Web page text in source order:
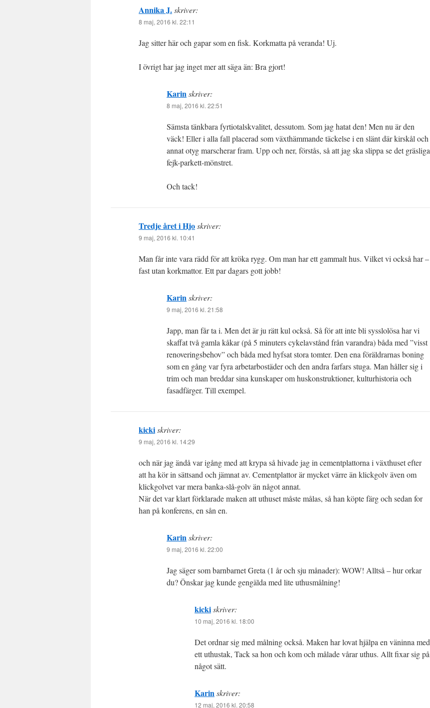
Annika J.skriver:
8 maj, 2016 kl. 22:11
Jag sitter här och gapar som en fisk. Korkmatta på veranda! Uj.
I övrigt har jag inget mer att säga än: Bra gjort!
Karinskriver:
8 maj, 2016 kl. 22:51
Sämsta tänkbara fyrtiotalskvalitet, dessutom. Som jag hatat den! Men nu är den
väck! Eller i alla fall placerad som växthämmande täckelse i en slänt där kirskål och
annat otyg marscherar fram. Upp och ner, förstås, så att jag ska slippa se det gräsliga
fejk-parkett-mönstret.
Och tack!
Tredje året i Hjoskriver:
9 maj, 2016 kl. 10:41
Man får inte vara rädd för att kröka rygg. Om man har ett gammalt hus. Vilket vi också har –
fast utan korkmattor. Ett par dagars gott jobb!
Karinskriver:
9 maj, 2016 kl. 21:58
Japp, man får ta i. Men det är ju rätt kul också. Så för att inte bli sysslolösa har vi
skaffat två gamla kåkar (på 5 minuters cykelavstånd från varandra) båda med ”visst
renoveringsbehov” och båda med hyfsat stora tomter. Den ena föräldrarnas boning
som en gång var fyra arbetarbostäder och den andra farfars stuga. Man håller sig i
trim och man breddar sina kunskaper om huskonstruktioner, kulturhistoria och
fasadfärger. Till exempel.
kickiskriver:
9 maj, 2016 kl. 14:29
och när jag ändå var igång med att krypa så hivade jag in cementplattorna i växthuset efter
att ha kör in sättsand och jämnat av. Cementplattor är mycket värre än klickgolv även om
klickgolvet var mera banka-slå-golv än något annat.
När det var klart förklarade maken att uthuset måste målas, så han köpte färg och sedan for
han på konferens, en sån en.
Karinskriver:
9 maj, 2016 kl. 22:00
Jag säger som barnbarnet Greta (1 år och sju månader): WOW! Alltså – hur orkar
du? Önskar jag kunde gengälda med lite uthusmålning!
kickiskriver:
10 maj, 2016 kl. 18:00
Det ordnar sig med målning också. Maken har lovat hjälpa en väninna med
ett uthustak, Tack sa hon och kom och målade vårar uthus. Allt fixar sig på
något sätt.
Karinskriver:
12 maj, 2016 kl. 20:58